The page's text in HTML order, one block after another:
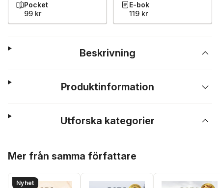
Pocket
99 kr
E-bok
119 kr
Beskrivning
Produktinformation
Utforska kategorier
Mer från samma författare
Nyhet